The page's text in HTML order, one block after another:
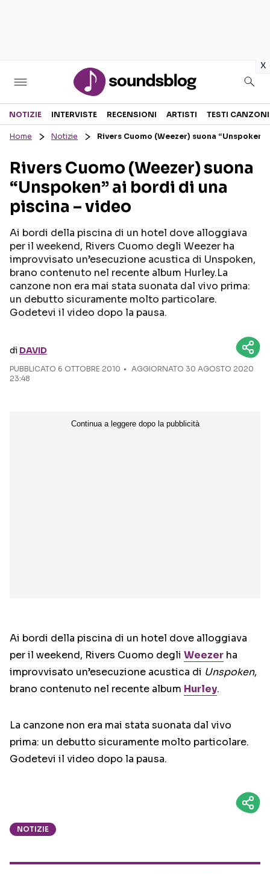
x
Sezioni
RECENSIONI MUSICALI
INTERVISTE
GOSSIP E CURIOSITÀ
TESTI CANZONI
TOUR ED EVENTI
Seguici sui social
NOTIZIE INTERVISTE RECENSIONI ARTISTI TESTI CANZONI
Home Notizie Rivers Cuomo (Weezer) suona
Rivers Cuomo (Weezer) suona
“Unspoken” ai bordi di una
piscina – video
Ai bordi della piscina di un hotel dove alloggiava
per il weekend, Rivers Cuomo degli Weezer ha
improvvisato un’esecuzione acustica di Unspoken,
brano contenuto nel recente album Hurley.La
canzone non era mai stata suonata dal vivo prima:
un debutto sicuramente molto particolare.
Godetevi il video dopo la pausa.
di DAVID
PUBBLICATO 6 OTTOBRE 2010
AGGIORNATO 30 AGOSTO 2020
23:48
Ai bordi della piscina di un hotel dove alloggiava
per il weekend, Rivers Cuomo degli Weezer ha
improvvisato un’esecuzione acustica di Unspoken,
brano contenuto nel recente album Hurley.
La canzone non era mai stata suonata dal vivo
prima: un debutto sicuramente molto particolare.
Godetevi il video dopo la pausa.
NOTIZIE